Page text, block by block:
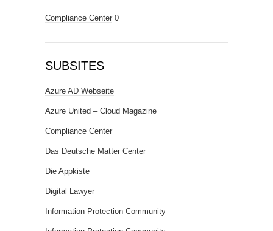
Compliance Center 0
SUBSITES
Azure AD Webseite
Azure United – Cloud Magazine
Compliance Center
Das Deutsche Matter Center
Die Appkiste
Digital Lawyer
Information Protection Community